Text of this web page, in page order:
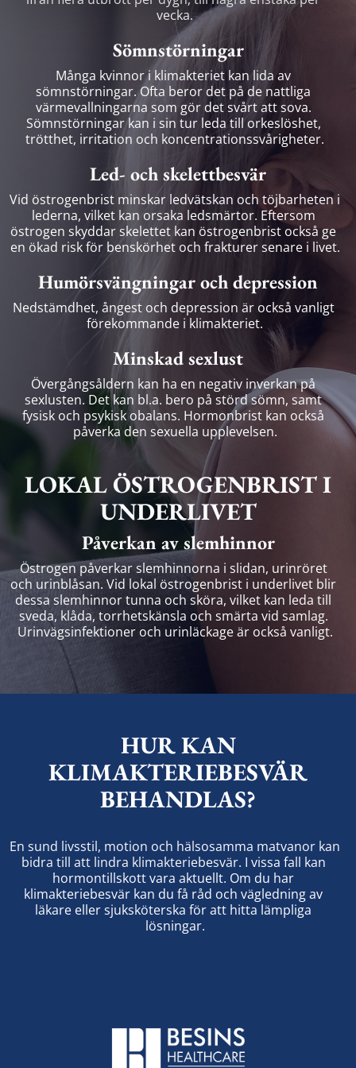
vecka.
Sömnstörningar
Många kvinnor i klimakteriet kan lida av
sömnstörningar. Ofta beror det på de nattliga
värmevallningarna som gör det svårt att sova.
Sömnstörningar kan i sin tur leda till orkeslöshet,
trötthet, irritation och koncentrationssvårigheter.
Led- och skelettbesvär
Vid östrogenbrist minskar ledvätskan och töjbarheten i
lederna, vilket kan orsaka ledsmärtor. Eftersom
östrogen skyddar skelettet kan östrogenbrist också ge
en ökad risk för benskörhet och frakturer senare i livet.
Humörsvängningar och depression
Nedstämdhet, ångest och depression är också vanligt
förekommande i klimakteriet.
Minskad sexlust
Övergångsåldern kan ha en negativ inverkan på
sexlusten. Det kan bl.a. bero på störd sömn, samt
fysisk och psykisk obalans. Hormonbrist kan också
påverka den sexuella upplevelsen.
LOKAL ÖSTROGENBRIST I
UNDERLIVET
Påverkan av slemhinnor
Östrogen påverkar slemhinnorna i slidan, urinröret
och urinblåsan. Vid lokal östrogenbrist i underlivet blir
dessa slemhinnor tunna och sköra, vilket kan leda till
sveda, klåda, torrhetskänsla och smärta vid samlag.
Urinvägsinfektioner och urinläckage är också vanligt.
HUR KAN
KLIMAKTERIEBESVÄR
BEHANDLAS?
En sund livsstil, motion och hälsosamma matvanor kan
bidra till att lindra klimakteriebesvär. I vissa fall kan
hormontillskott vara aktuellt. Om du har
klimakteriebesvär kan du få råd och vägledning av
läkare eller sjuksköterska för att hitta lämpliga
lösningar.